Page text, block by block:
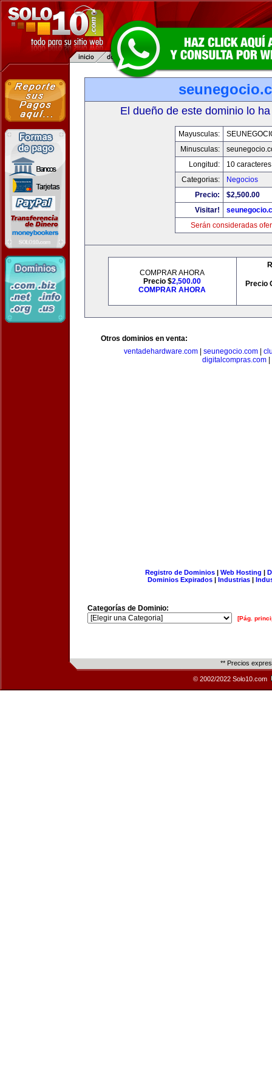
El dueño de este dominio lo
Mayusculas:
Minusculas:
Longitud:
10 caracteres
Categorias:
Negocios
Precio:
$2,500.00
Visitar!
Serán consideradas
COMPRAR AHORA
Precio $2,500.00
COMPRAR AHORA
Precio
Otros dominios en venta:
ventadehardware.com| seunegocio.com|
digitalcompras.com
Registro de Dominios| Web Hosting |
Dominios Expirados | Industrias |
Categorías de Dominio:
[Pág.
** Precios
© 2002/2022 Solo10.com